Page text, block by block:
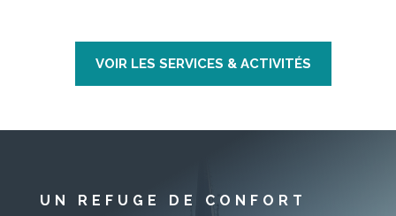
VOIR LES SERVICES & ACTIVITÉS
UN REFUGE DE CONFORT